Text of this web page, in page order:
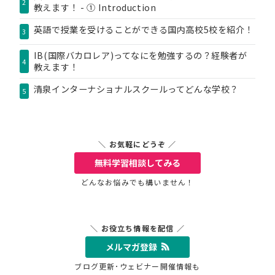
2
教えます！ - ① Introduction
3 英語で授業を受けることができる国内高校5校を紹介！
4
IB(国際バカロレア)ってなにを勉強するの？経験者が
教えます！
5 清泉インターナショナルスクールってどんな学校？
＼ お気軽にどうぞ ／
無料学習相談してみる
どんなお悩みでも構いません！
＼ お役立ち情報を配信 ／
メルマガ登録
ブログ更新･ウェビナー開催情報も